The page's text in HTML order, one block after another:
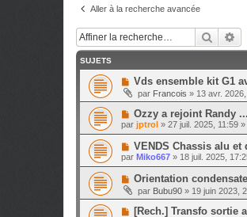
Aller à la recherche avancée
SUJETS
N
u
e
a
u
m
e
s
s
a
g
e
Vds ensemble kit G1
par Francois » 13 avr.
N
o
u
v
a
u
m
e
s
s
Ozzy a rejoint Randy ...
par jptrol » 27 juil. 2025, 11:59 »
N
o
u
e
a
u
m
VENDS Chassis alu
par Miko667 » 18 juil. 2025,
N
u
v
Orientation
par Bubu90 » 19 juin 2023,
N[Rech.] Transfo sortie